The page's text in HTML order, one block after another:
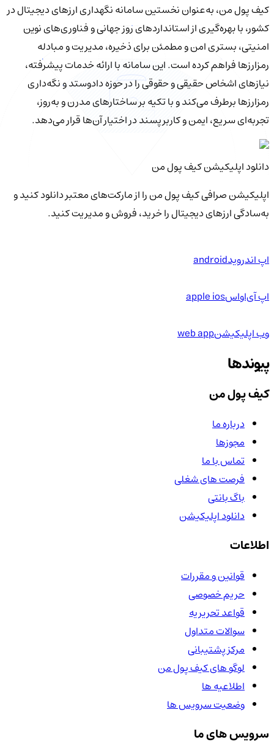
کیف‌ پول من، به‌عنوان نخستین سامانه نگهداری ارزهای دیجیتال در
کشور، با بهره‌گیری از استانداردهای روز جهانی و فناوری‌های نوین
امنیتی، بستری امن و مطمئن برای ذخیره، مدیریت و مبادله
رمزارزها فراهم کرده است. این سامانه با ارائه خدمات پیشرفته،
نیازهای اشخاص حقیقی و حقوقی را در حوزه دادوستد و نگه‌داری
رمزارزها برطرف می‌کند و با تکیه بر ساختارهای مدرن و به‌روز،
تجربه‌ای سریع، ایمن و کاربرپسند در اختیار آن‌ها قرار می‌دهد.
دانلود اپلیکیشن کیف‌ پول من
اپلیکیشن صرافی کیف پول من را از مارکت‌های معتبر دانلود کنید و
به‌سادگی ارزهای دیجیتال را خرید، فروش و مدیریت کنید.
اپ اندرویدandroid
اپ آی‌او‌اسapple ios
وب اپلیکیشنweb app
پیوندها
کیف پول من
درباره ما
مجوزها
تماس با ما
فرصت های شغلی
باگ بانتی
دانلود اپلیکیشن
اطلاعات
قوانین و مقررات
حریم خصوصی
قواعد تحریریه
سوالات متداول
مرکز پشتیبانی
لوگو های کیف پول من
اطلاعیه ها
وضعیت سرویس ها
سرویس های ما